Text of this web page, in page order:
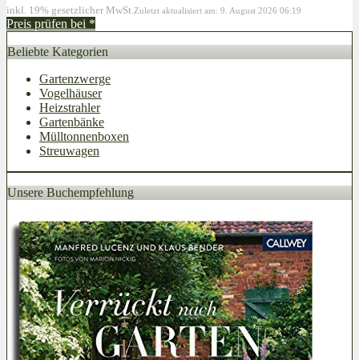
inkl. 19% gesetzlicher MwSt. Zuletzt aktualisiert am: 9. August 2026 06:19
Preis prüfen bei *
Beliebte Kategorien
Gartenzwerge
Vogelhäuser
Heizstrahler
Gartenbänke
Mülltonnenboxen
Streuwagen
Unsere Buchempfehlung